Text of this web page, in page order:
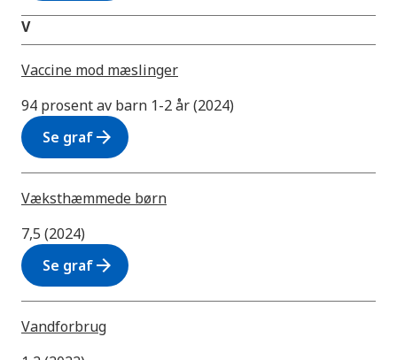
V
Vaccine mod mæslinger
94 prosent av barn 1-2 år (2024)
Se grafarrow_forward
Væksthæmmede børn
7,5 (2024)
Se grafarrow_forward
Vandforbrug